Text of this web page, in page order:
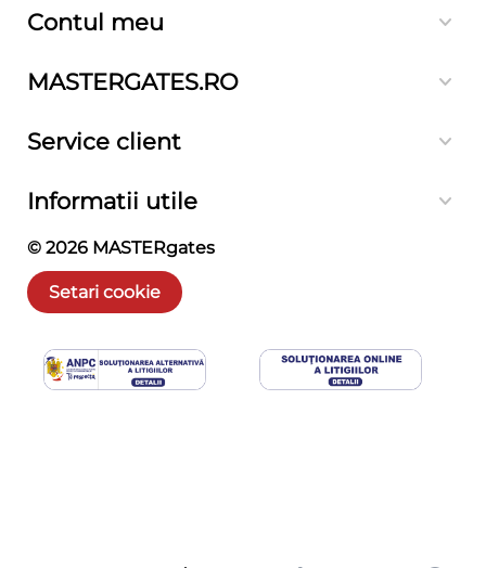
Contul meu
MASTERGATES.RO
Service client
Informatii utile
© 2026 MASTERgates
Setari cookie